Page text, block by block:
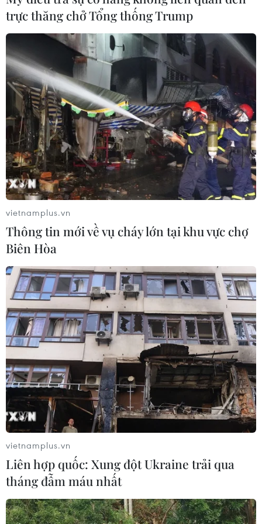
Khai giảng khóa học tiếng Việt trực tuyến
cho con em kiều bào tại Anh
10/06/2024 00:49
Các lớp học được tổ chức theo hình thức trực tuyến vào
Chủ Nhật hằng tuần, mỗi lớp có 15 học viên do một
giảng viên Bộ môn Ngôn ngữ và Văn hóa Việt Nam,
trường Đại học Ngoại ngữ, phụ trách.
Khóa học tiếng Việt đầu tiên ở Trung tâm
Việt Nam học tại Thái Lan
29/05/2024 13:55
Khóa học đầu tiên đã thu hút sự quan tâm của nhiều đối
tượng ở nhiều độ tuổi, ngành nghề có nhu cầu học tiếng
Việt phục vụ cho công việc và cuộc sống.
trực thăng chở Tổng thống Trump
vietnamplus.vn
Thông tin mới về vụ cháy lớn tại khu vực chợ
Biên Hòa
vietnamplus.vn
Liên hợp quốc: Xung đột Ukraine trải qua
tháng đẫm máu nhất